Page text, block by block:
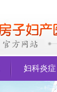
妇科炎症